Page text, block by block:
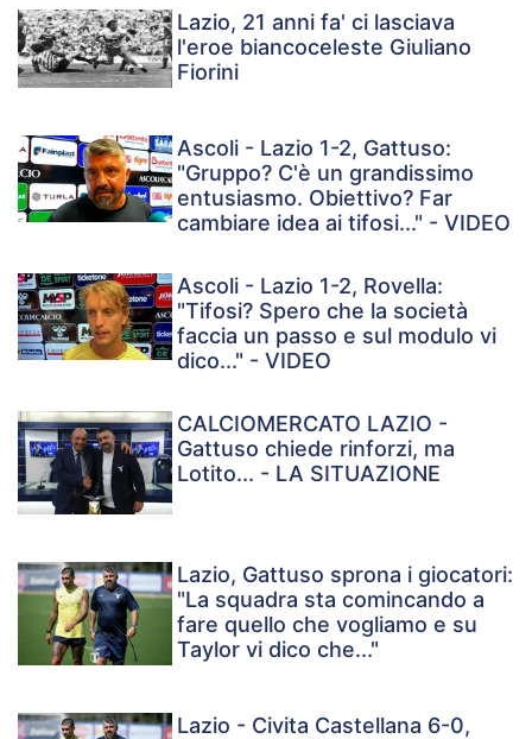
Lazio, 21 anni fa' ci lasciava
l'eroe biancoceleste Giuliano
Fiorini
Ascoli - Lazio 1-2, Gattuso:
"Gruppo? C'è un grandissimo
entusiasmo. Obiettivo? Far
cambiare idea ai tifosi..." - VIDEO
Ascoli - Lazio 1-2, Rovella:
"Tifosi? Spero che la società
faccia un passo e sul modulo vi
dico..." - VIDEO
CALCIOMERCATO LAZIO -
Gattuso chiede rinforzi, ma
Lotito... - LA SITUAZIONE
Lazio, Gattuso sprona i giocatori:
"La squadra sta comincando a
fare quello che vogliamo e su
Taylor vi dico che..."
Lazio - Civita Castellana 6-0,